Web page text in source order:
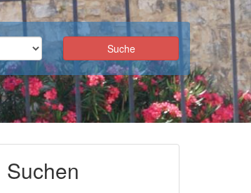
Suchen